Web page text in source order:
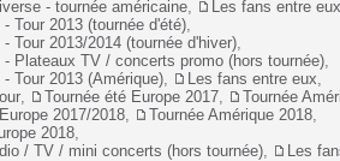
- tournée américaine
Les fans entre eux
Tour 2013 (tournée d'été)
Tour 2013/2014 (tournée d'hiver)
- Plateaux TV / concerts promo (hors tournée)
Tour 2013 (Amérique)
Les fans entre eux
Tournée été Europe 2017
Tournée
2017/2018
Tournée Amérique 2018
2018
/ TV / mini concerts (hors tournée)
Les